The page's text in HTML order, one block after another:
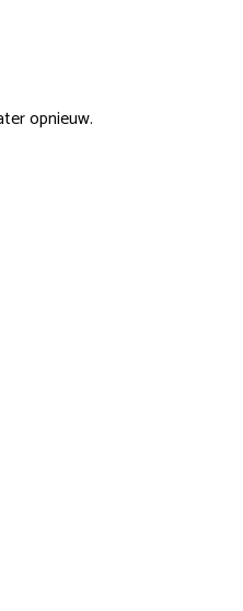
opnieuw.